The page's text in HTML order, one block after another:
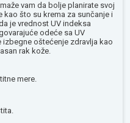
vam da bolje planirate svoj
kao što su krema za sunčanje i
je vrednost UV indeksa
odeće sa UV
oštećenje zdravlja kao
rak kože.
mere.